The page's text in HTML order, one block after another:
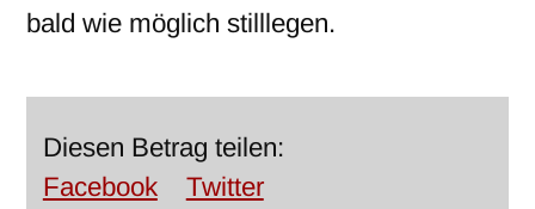
bald wie möglich stilllegen.
Diesen Betrag teilen:
Facebook
Twitter